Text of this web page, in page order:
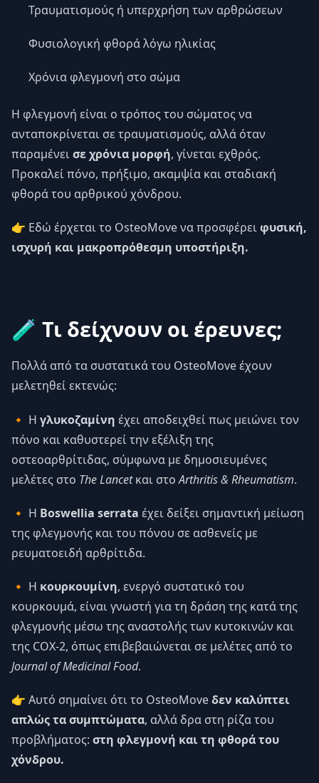
Τραυματισμούς ή υπερχρήση των αρθρώσεων
Φυσιολογική φθορά λόγω ηλικίας
Χρόνια φλεγμονή στο σώμα
Η φλεγμονή είναι ο τρόπος του σώματος να
ανταποκρίνεται σε τραυματισμούς, αλλά όταν
παραμένεισε χρόνια μορφή, γίνεται εχθρός.
Προκαλεί πόνο, πρήξιμο, ακαμψία και σταδιακή
φθορά του αρθρικού χόνδρου.
👉 Εδώ έρχεται το OsteoMove να προσφέρειφυσική,
ισχυρή και μακροπρόθεσμη υποστήριξη.
🧪 Τι δείχνουν οι έρευνες;
Πολλά από τα συστατικά του OsteoMove έχουν
μελετηθεί εκτενώς:
🔸 Η γλυκοζαμίνη έχει αποδειχθεί πως μειώνει τον
πόνο και καθυστερεί την εξέλιξη της
οστεοαρθρίτιδας, σύμφωνα με δημοσιευμένες
μελέτες στο The Lancetκαι στοArthritis & Rheumatism.
🔸 Η Boswellia serrata έχει δείξει σημαντική μείωση
της φλεγμονής και του πόνου σε ασθενείς με
ρευματοειδή αρθρίτιδα.
🔸 Η κουρκουμίνη, ενεργό συστατικό του
κουρκουμά, είναι γνωστή για τη δράση της κατά της
φλεγμονής μέσω της αναστολής των κυτοκινών και
της COX-2, όπως επιβεβαιώνεται σε μελέτες από το
Journal of Medicinal Food.
👉 Αυτό σημαίνει ότι το OsteoMoveδεν καλύπτει
απλώς τα συμπτώματα, αλλά δρα στη ρίζα του
προβλήματος: στη φλεγμονή και τη φθορά του
χόνδρου.